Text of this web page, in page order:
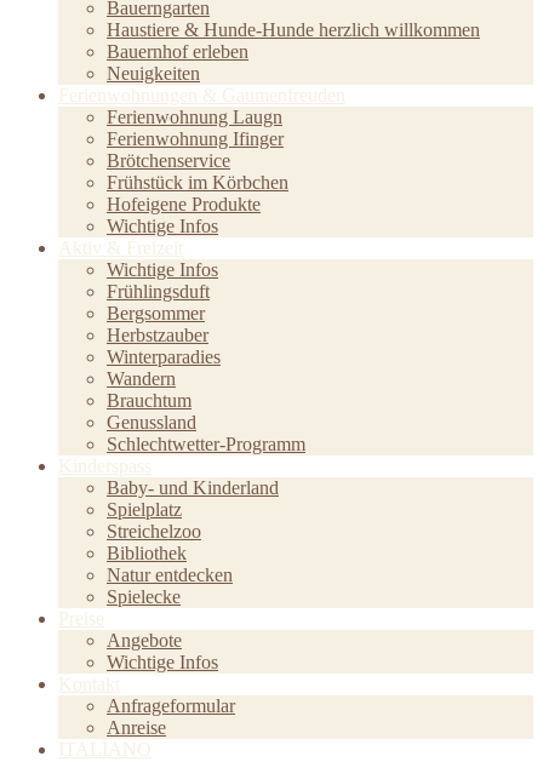
Bauerngarten
Haustiere & Hunde-Hunde herzlich willkommen
Bauernhof erleben
Neuigkeiten
Ferienwohnungen & Gaumenfreuden
Ferienwohnung Laugn
Ferienwohnung Ifinger
Brötchenservice
Frühstück im Körbchen
Hofeigene Produkte
Wichtige Infos
Aktiv & Freizeit
Wichtige Infos
Frühlingsduft
Bergsommer
Herbstzauber
Winterparadies
Wandern
Brauchtum
Genussland
Schlechtwetter-Programm
Kinderspass
Baby- und Kinderland
Spielplatz
Streichelzoo
Bibliothek
Natur entdecken
Spielecke
Preise
Angebote
Wichtige Infos
Kontakt
Anfrageformular
Anreise
ITALIANO